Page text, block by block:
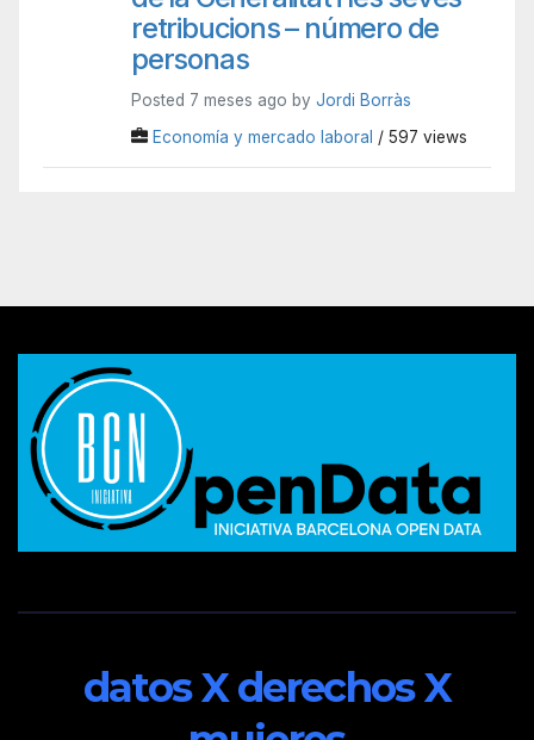
retribucions – número de
personas
Posted 7 meses ago by Jordi Borràs
Economía y mercado laboral / 597 views
datos X derechos X